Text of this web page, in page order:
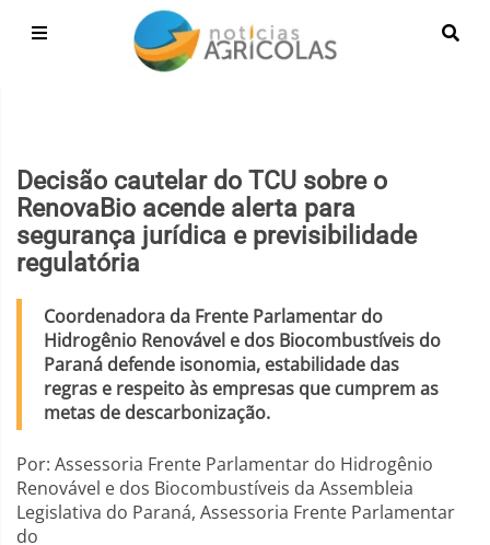
Decisão cautelar do TCU sobre o
RenovaBio acende alerta para
segurança jurídica e previsibilidade
regulatória
Coordenadora da Frente Parlamentar do
Hidrogênio Renovável e dos Biocombustíveis do
Paraná defende isonomia, estabilidade das
regras e respeito às empresas que cumprem as
metas de descarbonização.
Por: Assessoria Frente Parlamentar do Hidrogênio
Renovável e dos Biocombustíveis da Assembleia
Legislativa do Paraná, Assessoria Frente Parlamentar
do